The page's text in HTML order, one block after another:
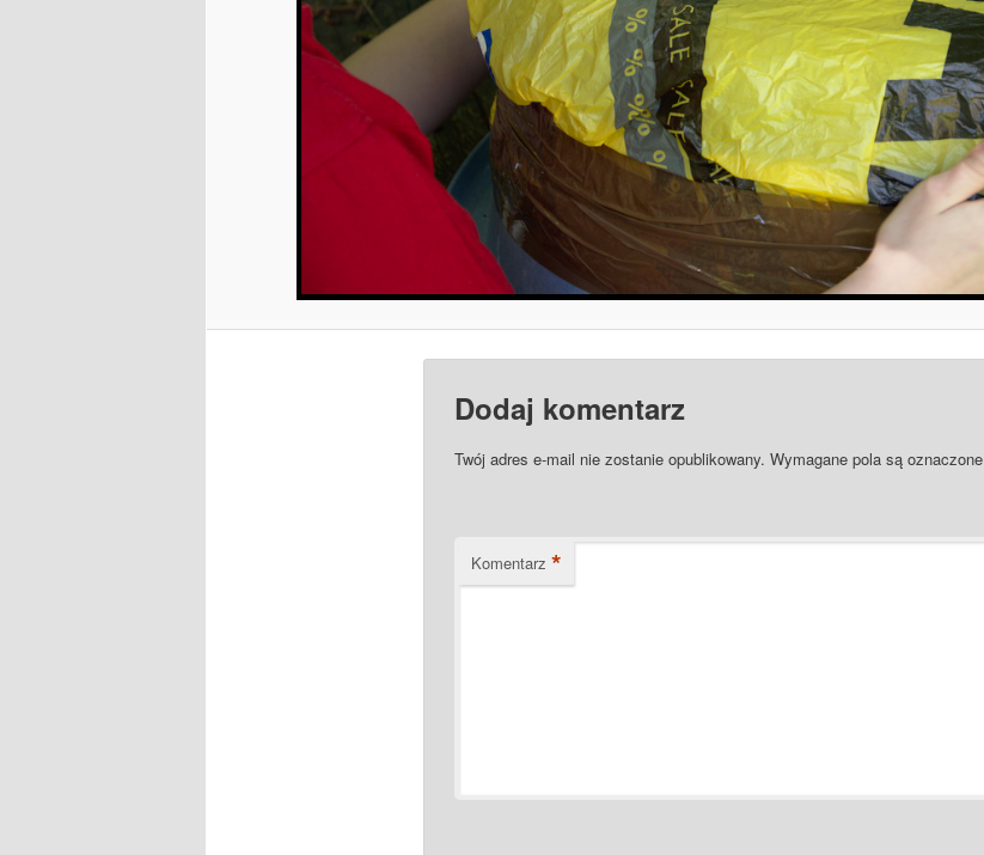
Dodaj komentarz
Twój adres e-mail nie zostanie opublikowany. Wymagane pola są oznaczone
Komentarz *